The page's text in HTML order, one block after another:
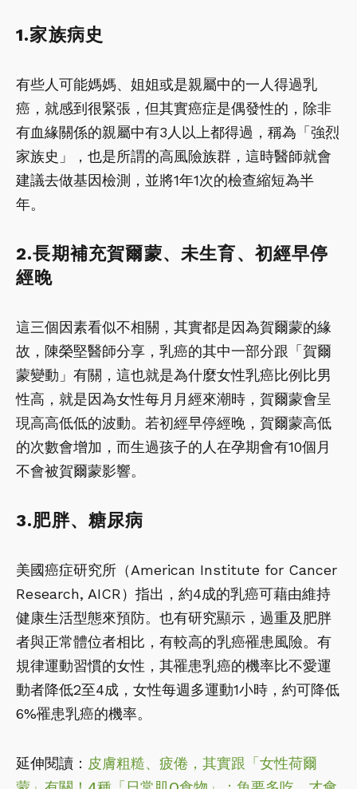
1.家族病史
有些人可能媽媽、姐姐或是親屬中的一人得過乳
癌，就感到很緊張，但其實癌症是偶發性的，除非
有血緣關係的親屬中有3人以上都得過，稱為「強烈
家族史」，也是所謂的高風險族群，這時醫師就會
建議去做基因檢測，並將1年1次的檢查縮短為半
年。
2.長期補充賀爾蒙、未生育、初經早停
經晚
這三個因素看似不相關，其實都是因為賀爾蒙的緣
故，陳榮堅醫師分享，乳癌的其中一部分跟「賀爾
蒙變動」有關，這也就是為什麼女性乳癌比例比男
性高，就是因為女性每月月經來潮時，賀爾蒙會呈
現高高低低的波動。若初經早停經晚，賀爾蒙高低
的次數會增加，而生過孩子的人在孕期會有10個月
不會被賀爾蒙影響。
3.肥胖、糖尿病
美國癌症研究所（American Institute for Cancer
Research, AICR）指出，約4成的乳癌可藉由維持
健康生活型態來預防。也有研究顯示，過重及肥胖
者與正常體位者相比，有較高的乳癌罹患風險。有
規律運動習慣的女性，其罹患乳癌的機率比不愛運
動者降低2至4成，女性每週多運動1小時，約可降低
6%罹患乳癌的機率。
延伸閱讀： 皮膚粗糙、疲倦，其實跟「女性荷爾